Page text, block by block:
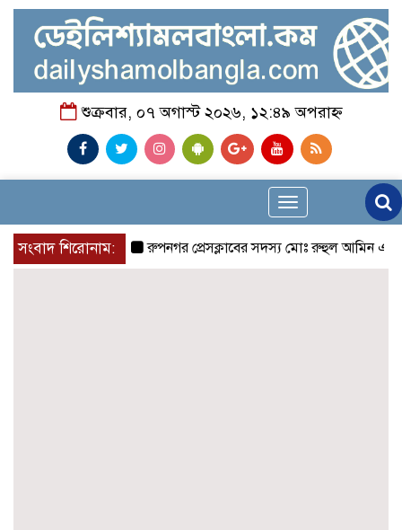
শুক্রবার, ০৭ অগাস্ট ২০২৬, ১২:৪৯ অপরাহ্ন
Toggle
navigation
সংবাদ শিরোনাম:
রুপনগর প্রেসক্লাবের সদস্য মোঃ রুহুল আমিন এর